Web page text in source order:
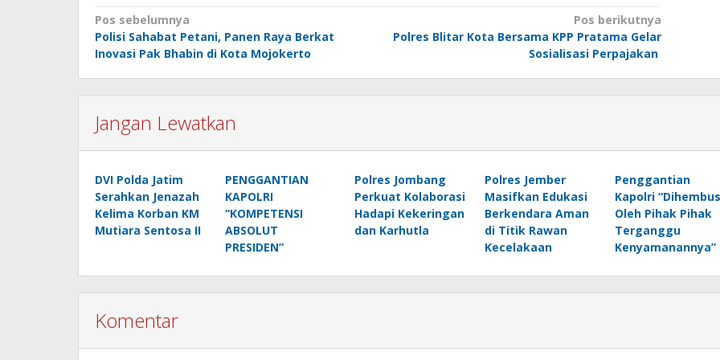
Navigasi
pos
Pos sebelumnya
Polisi Sahabat Petani, Panen Raya Berkat
Inovasi Pak Bhabin di Kota Mojokerto
Pos berikutnya
Polres Blitar Kota Bersama KPP Pratama Gelar
Sosialisasi Perpajakan
Jangan Lewatkan
DVI Polda Jatim
Serahkan Jenazah
Kelima Korban KM
Mutiara Sentosa II
PENGGANTIAN
KAPOLRI
“KOMPETENSI
ABSOLUT
PRESIDEN”
Polres Jombang
Perkuat Kolaborasi
Hadapi Kekeringan
dan Karhutla
Polres Jember
Masifkan Edukasi
Berkendara Aman
di Titik Rawan
Kecelakaan
Penggantian
Kapolri “Dihembus
Oleh Pihak Pihak
Terganggu
Kenyamanannya”
Komentar